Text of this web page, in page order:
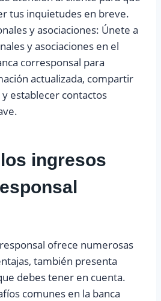
tus inquietudes en breve.
y asociaciones: Únete a
y asociaciones en el
corresponsal para
actualizada, compartir
establecer contactos
ingresos
ofrece numerosas
también presenta
debes tener en cuenta.
comunes en la banca